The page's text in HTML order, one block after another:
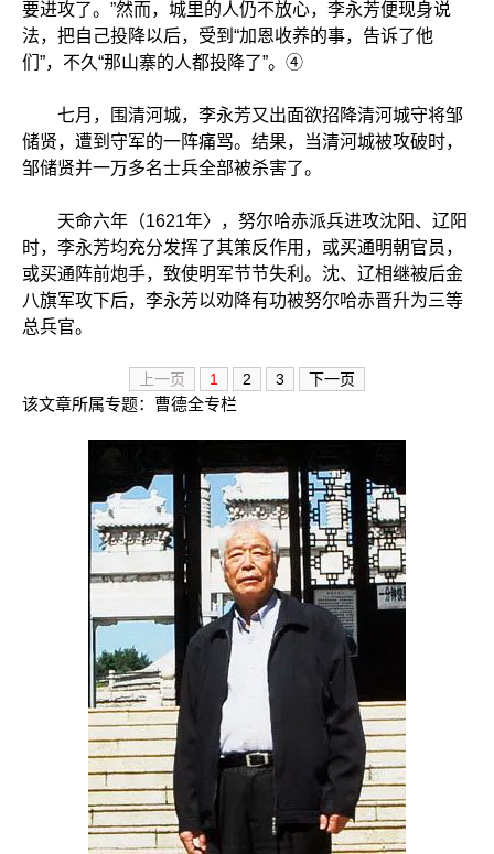
要进攻了。”然而，城里的人仍不放心，李永芳便现身说
法，把自己投降以后，受到“加恩收养的事，告诉了他
们”，不久“那山寨的人都投降了”。④
七月，围清河城，李永芳又出面欲招降清河城守将邹
储贤，遭到守军的一阵痛骂。结果，当清河城被攻破时，
邹储贤并一万多名士兵全部被杀害了。
天命六年（1621年〉，努尔哈赤派兵进攻沈阳、辽阳
时，李永芳均充分发挥了其策反作用，或买通明朝官员，
或买通阵前炮手，致使明军节节失利。沈、辽相继被后金
八旗军攻下后，李永芳以劝降有功被努尔哈赤晋升为三等
总兵官。
上一页 1 2 3 下一页
该文章所属专题： 曹德全专栏